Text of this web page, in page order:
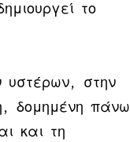
το
υστέρων, στην
δομημένη πάνω
και τη